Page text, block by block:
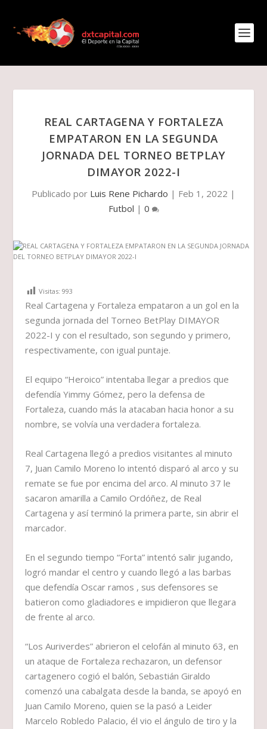
REAL CARTAGENA Y FORTALEZA
EMPATARON EN LA SEGUNDA
JORNADA DEL TORNEO BETPLAY
DIMAYOR 2022-I
Publicado por Luis Rene Pichardo | Feb 1, 2022 |
Futbol | 0
Visitas: 993
Real Cartagena y Fortaleza empataron a un gol en la
segunda jornada del Torneo BetPlay DIMAYOR
2022-I y con el resultado, son segundo y primero,
respectivamente, con igual puntaje.
El equipo “Heroico” intentaba llegar a predios que
defendía Yimmy Gómez, pero la defensa de
Fortaleza, cuando más la atacaban hacia honor a su
nombre, se volvía una verdadera fortaleza.
Real Cartagena llegó a predios visitantes al minuto
7, Juan Camilo Moreno lo intentó disparó al arco y su
remate se fue por encima del arco. Al minuto 37 le
sacaron amarilla a Camilo Ordóñez, de Real
Cartagena y así terminó la primera parte, sin abrir el
marcador.
En el segundo tiempo “Forta” intentó salir jugando,
logró mandar el centro y cuando llegó a las barbas
que defendía Oscar ramos , sus defensores se
batieron como gladiadores e impidieron que llegara
de frente al arco.
“Los Auriverdes” abrieron el celofán al minuto 63, en
un ataque de Fortaleza rechazaron, un defensor
cartagenero cogió el balón, Sebastián Giraldo
comenzó una cabalgata desde la banda, se apoyó en
Juan Camilo Moreno, quien se la pasó a Leider
Marcelo Robledo Palacio, él vio el ángulo de tiro y la